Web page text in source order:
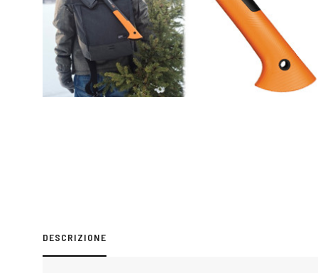
DESCRIZIONE